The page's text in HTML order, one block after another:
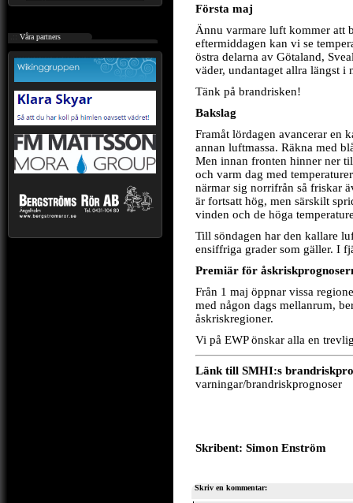
Våra partners
Första maj
Ännu varmare luft kommer att
eftermiddagen kan vi se
östra delarna av Götaland,
väder, undantaget allra längst i
Tänk på brandrisken!
Bakslag
Framåt lördagen avancerar en
annan luftmassa. Räkna med
Men innan fronten hinner ner
och varm dag med
närmar sig norrifrån så friskar
är fortsatt hög, men särskilt
vinden och de höga
Till söndagen har den kallare
ensiffriga grader som gäller. I
Premiär för
Från 1 maj öppnar vissa
med någon dags mellanrum,
åskriskregioner.
Vi på EWP önskar alla en
Länk till SMHI:s
varningar/brandriskprognoser
Skribent: Simon Enström
Skriv en kommentar: